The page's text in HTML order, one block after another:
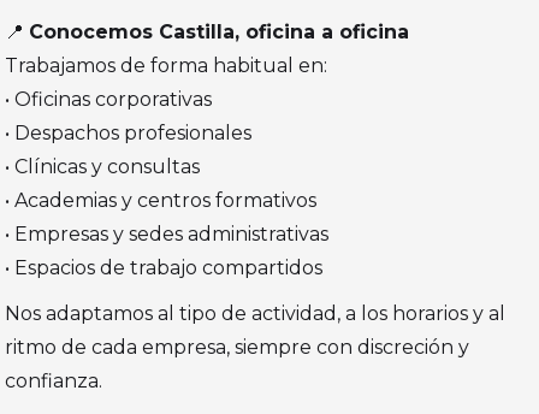
📍 Conocemos Castilla, oficina a oficina
Trabajamos de forma habitual en:
• Oficinas corporativas
• Despachos profesionales
• Clínicas y consultas
• Academias y centros formativos
• Empresas y sedes administrativas
• Espacios de trabajo compartidos
Nos adaptamos al tipo de actividad, a los horarios y al
ritmo de cada empresa, siempre con discreción y
confianza.